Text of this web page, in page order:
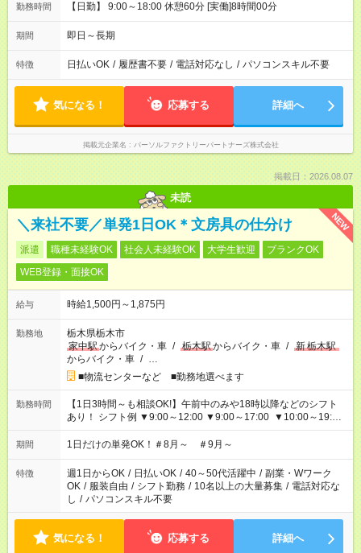
勤務時間 【日勤】 9:00～18:00 休憩60分 [実働]8時間00分
期間 即日～長期
特徴 日払いOK / 履歴書不要 / 電話対応なし / パソコンスキル不要
気になる！ 応募する 詳細へ
掲載元企業名 パーソルファクトリーパートナーズ株式会社
掲載日：2026.08.07
未読
NEW
＼来社不要／単発1日OK＊文房具の仕分け
派遣 職種未経験OK 社会人未経験OK 大学生歓迎
ブランクOK
WEB登録・面接OK
給与 時給1,500円～1,875円
勤務地
栃木県栃木市
家中駅からバイク・車 / 栃木駅からバイク・車 / 新栃木駅
からバイク・車 / …
■物流センターなど ■勤務地選べます
勤務時間
【1日3時間～も相談OK!】午前中のみや18時以降などのシフト
あり！ シフト例 ▼9:00～12:00 ▼9:00～17:00 ▼10:00～19:00
▼18:00～21:00
期間 1日だけの単発OK！＃8月～ ＃9月～
特徴 週1日からOK / 日払いOK / 40～50代活躍中 / 副業・Wワーク
OK / 服装自由 / シフト勤務 / 10名以上の大量募集 / 電話対応な
し / パソコンスキル不要
気になる！ 応募する 詳細へ